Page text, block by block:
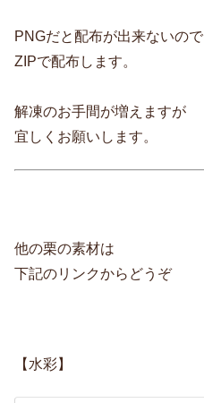
PNGだと配布が出来ないので
ZIPで配布します。
解凍のお手間が増えますが
宜しくお願いします。
他の栗の素材は
下記のリンクからどうぞ
【水彩】